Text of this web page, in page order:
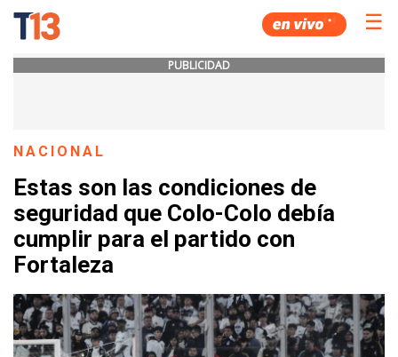
☰
PUBLICIDAD
NACIONAL
Estas son las condiciones de
seguridad que Colo-Colo debía
cumplir para el partido con
Fortaleza